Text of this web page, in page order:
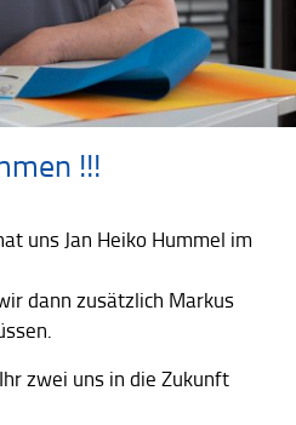
!!!
uns Jan Heiko Hummel im
dann zusätzlich Markus
zwei uns in die Zukunft